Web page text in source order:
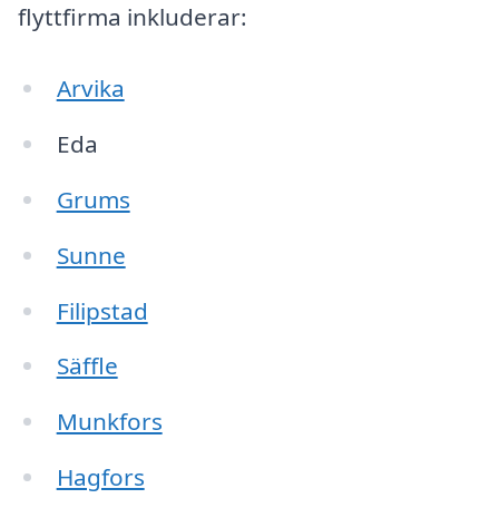
flyttfirma inkluderar:
Arvika
Eda
Grums
Sunne
Filipstad
Säffle
Munkfors
Hagfors